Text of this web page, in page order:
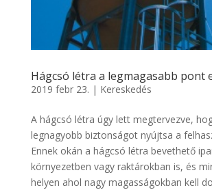
Hágcsó létra a legmagasabb pont
2019 febr 23. | Kereskedés
A hágcsó létra úgy lett megtervezve,
legnagyobb biztonságot nyújtsa a
Ennek okán a hágcsó létra bevethető
környezetben vagy raktárokban is, és
helyen ahol nagy magasságokban kell